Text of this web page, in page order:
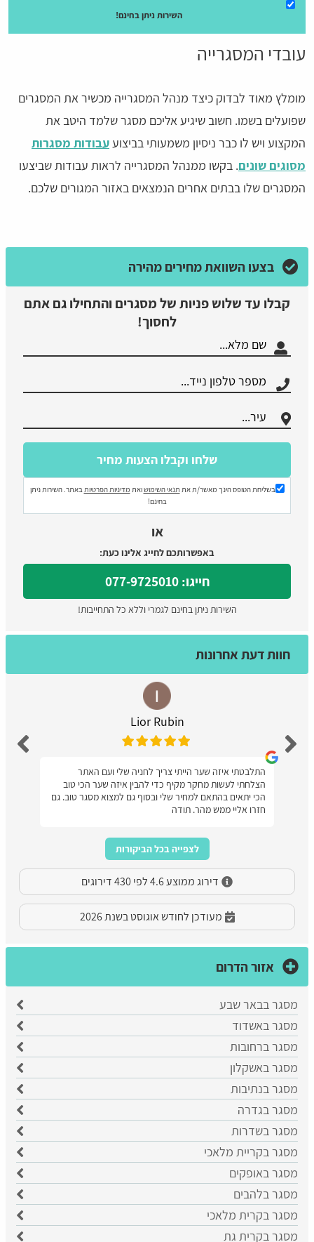
השירות ניתן בחינם!
עובדי המסגרייה
מומלץ מאוד לבדוק כיצד מנהל המסגרייה מכשיר את המסגרים
שפועלים בשמו. חשוב שיגיע אליכם מסגר שלמד היטב את
המקצוע ויש לו כבר ניסיון משמעותי בביצועעבודות מסגרות
מסוגים שונים. בקשו ממנהל המסגרייה לראות עבודות שביצעו
המסגרים שלו בבתים אחרים הנמצאים באזור המגורים שלכם.
בצעו השוואת מחירים מהירה
קבלו עד שלוש פניות של מסגרים והתחילו גם אתם
לחסוך!
בשליחת הטופס הינך מאשר/ת את תנאי השימושואת מדיניות הפרטיות באתר. השירות ניתן
בחינם!
או
באפשרותכם לחייג אלינו כעת:
חייגו: 077-9725010
השירות ניתן בחינם לגמרי וללא כל התחייבות!
חוות דעת אחרונות
Lior Rubin
התלבטתי איזה שער הייתי צריך לחניה שלי ועם האתר
הצלחתי לעשות מחקר מקיף כדי להבין איזה שער הכי טוב
הכי יתאים בהתאם למחיר שלי ובסוף גם למצוא מסגר טוב. גם
חזרו אליי ממש מהר. תודה
לצפייה בכל הביקורות
דירוג ממוצע 4.6 לפי 430 דירוגים
מעודכן לחודש אוגוסט בשנת 2026
אזור הדרום
מסגר בבאר שבע
​מסגר באשדוד
מסגר ברחובות
מסגר באשקלון
מסגר בנתיבות
מסגר בגדרה
מסגר בשדרות
מסגר בקריית מלאכי
מסגר באופקים
מסגר בלהבים
מסגר בקרית מלאכי
מסגר בקרית גת